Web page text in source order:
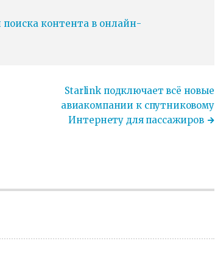
контента в онлайн-
Starlink подключает всё новые
авиакомпании к спутниковому
Интернету для пассажиров